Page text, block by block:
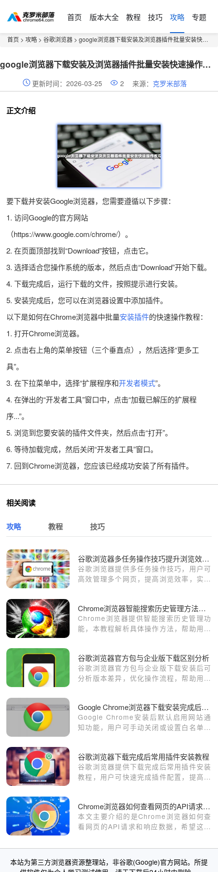
首页 版本大全 教程 技巧 攻略 专题
首页 > 攻略 > 谷歌浏览器 > google浏览器下载安装及浏览器插件批量安装快速操作教程
google浏览器下载安装及浏览器插件批量安装快速操作教程
更新时间：2026-03-25 2 来源： 克罗米部落
正文介绍
要下载并安装Google浏览器，您需要遵循以下步骤：
1. 访问Google的官方网站
（https://www.google.com/chrome/）。
2. 在页面顶部找到“Download”按钮，点击它。
3. 选择适合您操作系统的版本，然后点击“Download”开始下载。
4. 下载完成后，运行下载的文件，按照提示进行安装。
5. 安装完成后，您可以在浏览器设置中添加插件。
以下是如何在Chrome浏览器中批量安装插件的快速操作教程：
1. 打开Chrome浏览器。
2. 点击右上角的菜单按钮（三个垂直点），然后选择“更多工
具”。
3. 在下拉菜单中，选择“扩展程序和开发者模式”。
4. 在弹出的“开发者工具”窗口中，点击“加载已解压的扩展程
序...”。
5. 浏览到您要安装的插件文件夹，然后点击“打开”。
6. 等待加载完成，然后关闭“开发者工具”窗口。
7. 回到Chrome浏览器，您应该已经成功安装了所有插件。
相关阅读
攻略 教程 技巧
谷歌浏览器多任务操作技巧提升浏览效率方法
谷歌浏览器提供多任务操作技巧，用户可
高效管理多个网页，提高浏览效率，实现
Chrome浏览器智能搜索历史管理方法解析
Chrome浏览器提供智能搜索历史管理功
能，本教程解析具体操作方法，帮助用户
谷歌浏览器官方包与企业版下载区别分析
谷歌浏览器官方包与企业版下载安装后可
分析版本差异，优化操作流程，帮助用户
Google Chrome浏览器下载安装完成后通知权限管理技巧
Google Chrome安装后默认启用网站通
知功能，用户可手动关闭或设置白名单，
谷歌浏览器下载完成后常用插件安装教程
谷歌浏览器提供下载完成后常用插件安装
教程，用户可快速完成插件配置，提高浏
Chrome浏览器如何查看网页的API请求和响应数据
本文主要介绍的是Chrome浏览器如何查
看网页的API请求和响应数据，希望这一
用Chrome浏览器。
本站为第三方浏览器资源整理站，非谷歌(Google)官方网站。所提